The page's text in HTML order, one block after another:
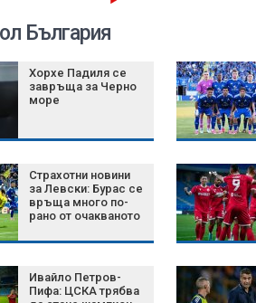
България
Хорхе Падиля се
завръща за Черно
море
Страхотни новини
за Левски: Бурас се
връща много по-
рано от очакваното
Ивайло Петров-
Пифа: ЦСКА трябва